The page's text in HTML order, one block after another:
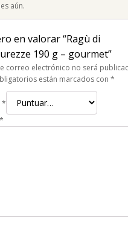
aún.
en valorar “Ragù di
190 g – gourmet”
correo electrónico no será
están marcados con *
*
*